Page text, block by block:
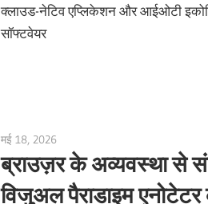
क्लाउड-नेटिव एप्लिकेशन और आईओटी
सॉफ्टवेयर
मई 18, 2026
ब्राउज़र के अव्यवस्था से
विजुअल पैराडाइम